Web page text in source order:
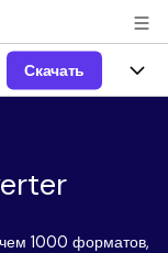
Скачать
1000 форматов,